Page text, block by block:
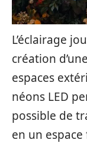
L’éclairage
création
espaces
néons LED
possible de
en un